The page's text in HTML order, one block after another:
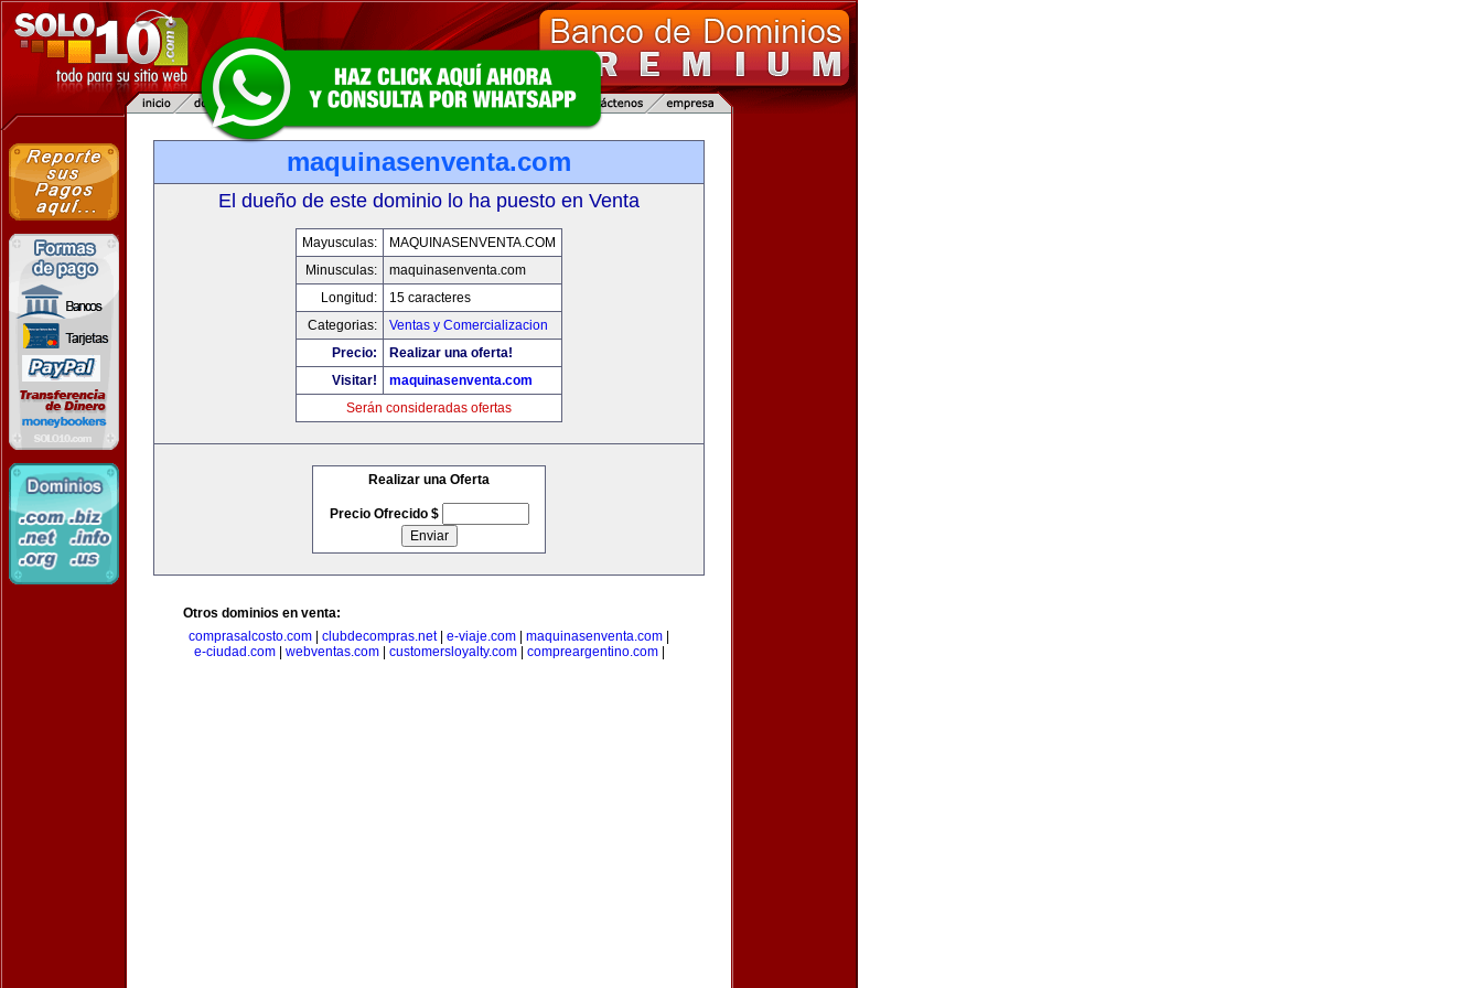
maquinasenventa.com
El dueño de este dominio lo ha puesto en Venta
Mayusculas:
MAQUINASENVENTA.COM
Minusculas:
maquinasenventa.com
Longitud:
15 caracteres
Categorias:
Ventas y Comercializacion
Precio:
Realizar una oferta!
Visitar!
maquinasenventa.com
Serán consideradas ofertas
Realizar una Oferta
Precio Ofrecido $
Otros dominios en venta:
comprasalcosto.com
clubdecompras.net| e-viaje.com maquinasenventa.com
e-ciudad.com| webventas.com| customersloyalty.com| compreargentino.com|